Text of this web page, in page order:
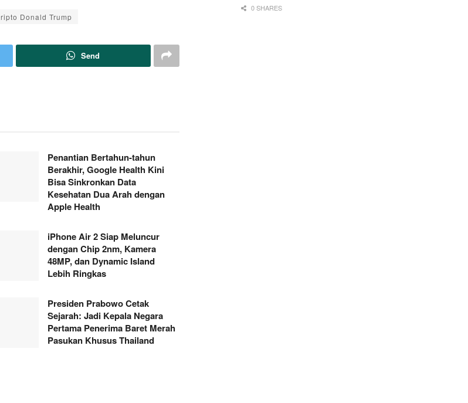
Donald Trump
Send
Penantian Bertahun-tahun
Berakhir, Google Health Kini
Bisa Sinkronkan Data
Kesehatan Dua Arah dengan
Apple Health
iPhone Air 2 Siap Meluncur
dengan Chip 2nm, Kamera
48MP, dan Dynamic Island
Lebih Ringkas
Presiden Prabowo Cetak
Sejarah: Jadi Kepala Negara
Pertama Penerima Baret Merah
Pasukan Khusus Thailand
0 SHARES